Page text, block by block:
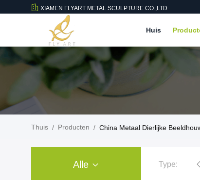
XIAMEN FLYART METAL SCULPTURE CO.,LTD
Huis
Thuis / Producten / China Metaal Dierlijke
Alle Type:
Openluchtmetaalbeeldhouwwerk